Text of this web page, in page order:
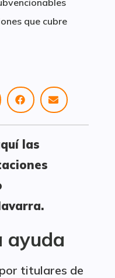
las
ayuda
titulares de
que cubre